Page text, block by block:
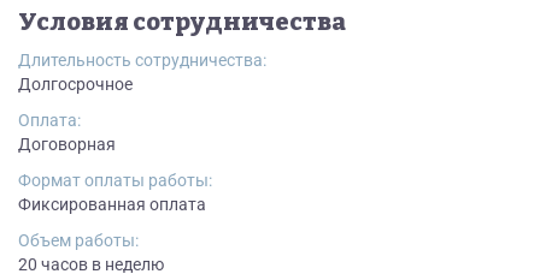
Условия сотрудничества
Длительность сотрудничества:
Долгосрочное
Оплата:
Договорная
Формат оплаты работы:
Фиксированная оплата
Объем работы:
20 часов в неделю